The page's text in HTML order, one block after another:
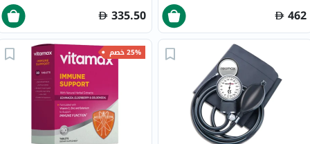
462
335.50
25% خصم